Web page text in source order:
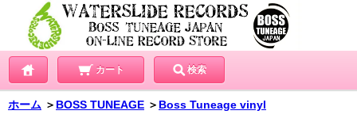
カート 検索
ホーム ＞ BOSS TUNEAGE ＞ Boss Tuneage vinyl